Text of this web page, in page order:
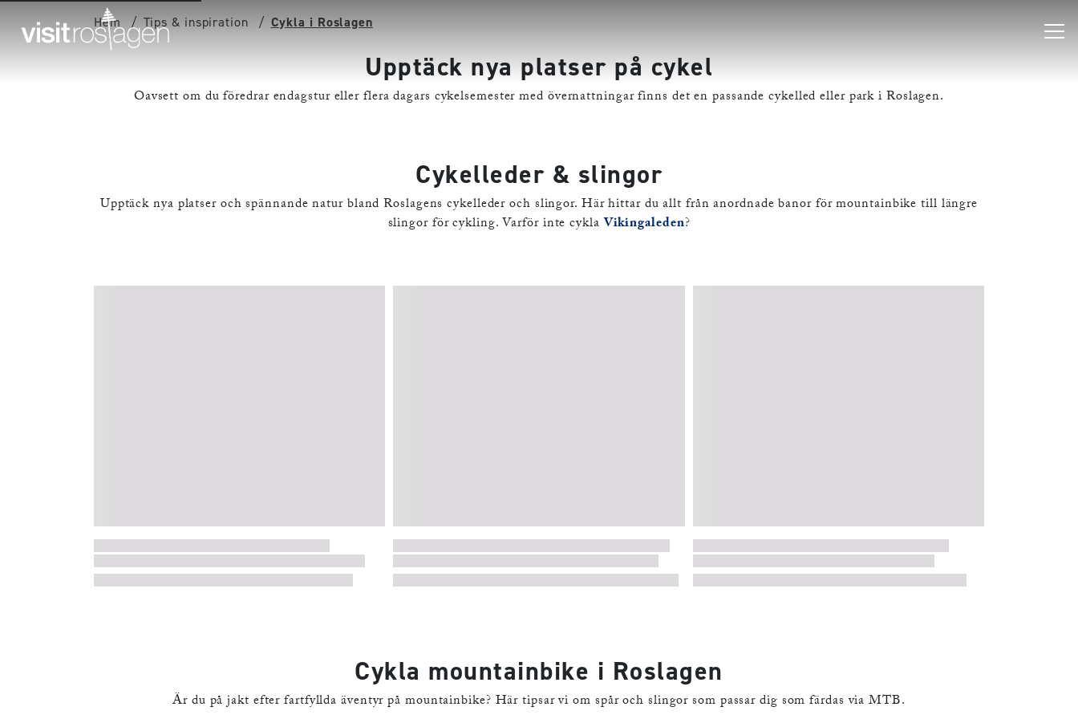
Hem Tips & inspiration Cykla i Roslagen
Upptäck nya platser på cykel
Oavsett om du föredrar endagstur eller flera dagars cykelsemester med övernattningar finns det en passande cykelled eller park i Roslagen.
Cykelleder & slingor
Upptäck nya platser och spännande natur bland Roslagens cykelleder och slingor. Här hittar du allt från anordnade banor för mountainbike till längre
slingor för cykling. Varför inte cyklaVikingaleden?
VANDRINGS- OCH CYKELLED PÅ
SINGÖ & FOGDÖ
Läs mer
CYKELKARTA - GRÄDDÖ TILL
RIDDERSHOLM
Läs mer
VALLONERNAS CYKELLED
Läs mer
Cykla mountainbike i Roslagen
Är du på jakt efter fartfyllda äventyr på mountainbike? Här tipsar vi om spår och slingor som passar dig som färdas via MTB.